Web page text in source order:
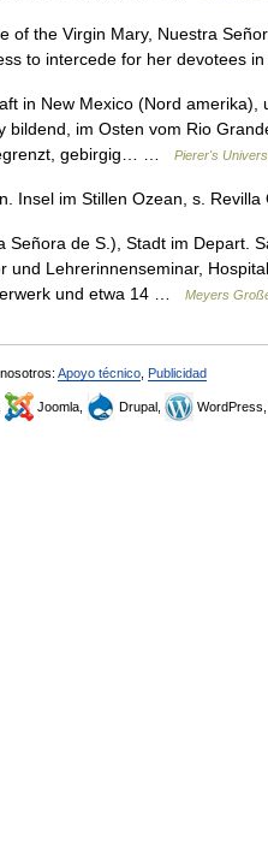
of the Virgin Mary, Nuestra
to intercede for her devotees
in New Mexico (Nord amerika),
bildend, im Osten vom Rio
gebirgig… …
Pierer's
Insel im Stillen Ozean, s.
de S.), Stadt im Depart.
und Lehrerinnenseminar,
und etwa 14 …
Meyers
Apoyo técnico Publicidad
Joomla, Drupal, WordPress,